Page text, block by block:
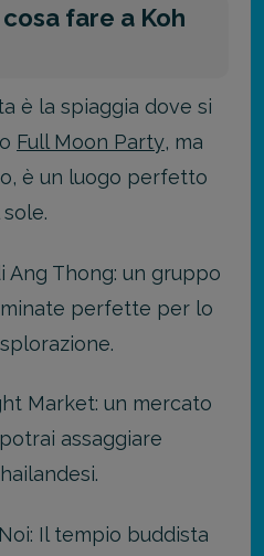
fare a Koh
è la spiaggia dove si
Full Moon Party, ma
è un luogo perfetto
Ang Thong: un gruppo
perfette per lo
Market: un mercato
assaggiare
Il tempio buddista